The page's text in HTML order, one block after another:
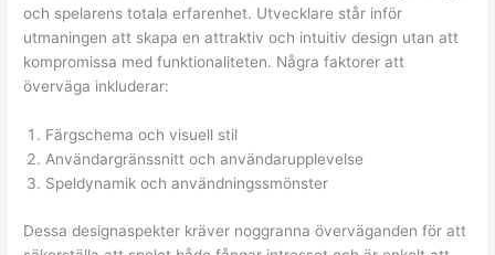
och spelarens totala erfarenhet. Utvecklare står inför
utmaningen att skapa en attraktiv och intuitiv design utan att
kompromissa med funktionaliteten. Några faktorer att
överväga inkluderar:
Färgschema och visuell stil
Användargränssnitt och användarupplevelse
Speldynamik och användningssmönster
Dessa designaspekter kräver noggranna överväganden för att